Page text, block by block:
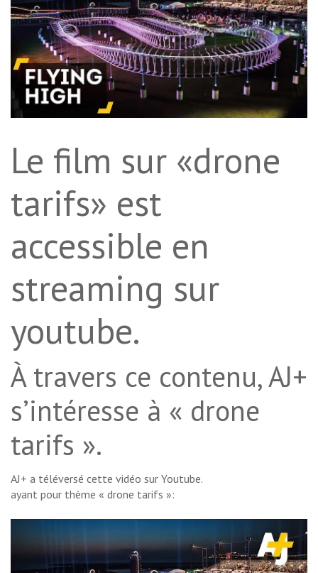
Le film sur «drone
tarifs» est
accessible en
streaming sur
youtube.
À travers ce contenu, AJ+
s’intéresse à « drone
tarifs ».
AJ+ a téléversé cette vidéo sur Youtube.
ayant pour thème « drone tarifs »: